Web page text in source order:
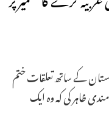
کے ساتھ تعلقات ختم
ظاہر کی کہ وہ ایک